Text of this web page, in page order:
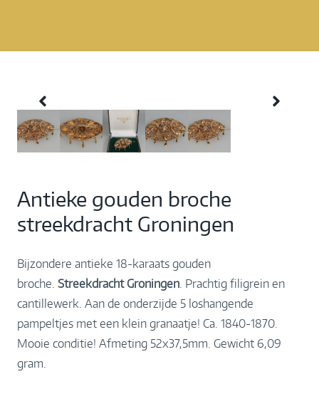
Antieke gouden broche
streekdracht Groningen
Bijzondere antieke 18-karaats gouden
broche. Streekdracht Groningen. Prachtig filigrein en
cantillewerk. Aan de onderzijde 5 loshangende
pampeltjes met een klein granaatje! Ca. 1840-1870.
Mooie conditie! Afmeting 52x37,5mm. Gewicht 6,09
gram.